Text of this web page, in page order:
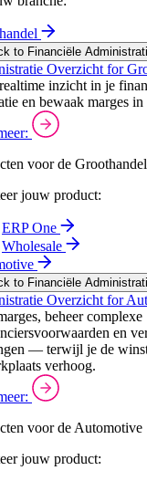
to Financiële
Overzicht for
inzicht in je
en bewaak marges
voor de Groothandel
jouw product:
ERP One
Wholesale
to Financiële
Overzicht for
beheer complexe
en
— terwijl je de
verhoog.
voor de Automotive
jouw product: